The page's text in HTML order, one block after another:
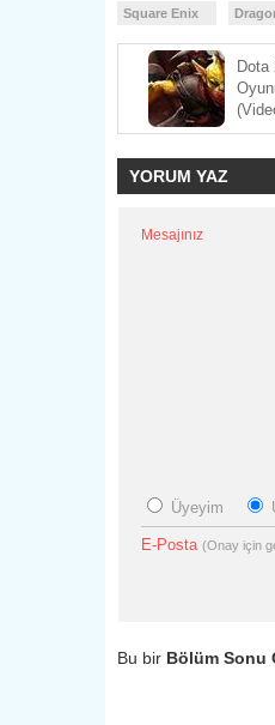
Square Enix
Dota
YORUM YAZ
Mesajınız
Üyeyim
E-Posta (Onay için
Bu bir Bölüm Sonu